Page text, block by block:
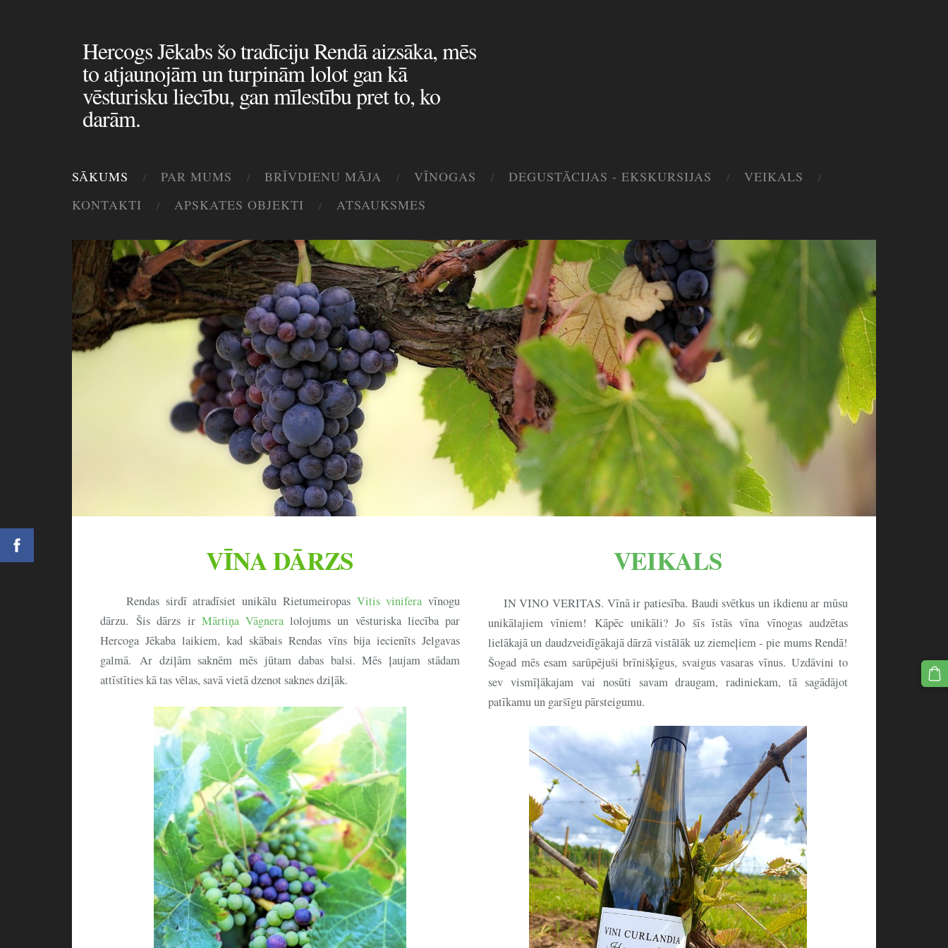
Hercogs Jēkabs šo tradīciju Rendā aizsāka, mēs
to atjaunojām un turpinām lolot gan kā
vēsturisku liecību, gan mīlestību pret to, ko
darām.
SĀKUMS PAR MUMS BRĪVDIENU MĀJA VĪNOGAS DEGUSTĀCIJAS - EKSKURSIJAS
VEIKALS
KONTAKTI
APSKATES OBJEKTI ATSAUKSMES
VĪNA DĀRZS
Rendas sirdī atradīsiet unikālu Rietumeiropas Vitis vinifera vīnogu
dārzu. Šis dārzs ir Mārtiņa Vāgnera lolojums un vēsturiska liecība par
Hercoga Jēkaba laikiem, kad skābais Rendas vīns bija iecienīts Jelgavas
galmā. Ar dziļām saknēm mēs jūtam dabas balsi. Mēs ļaujam stādam
attīstīties kā tas vēlas, savā vietā dzenot saknes dziļāk.
VEIKALS
IN VINO VERITAS. Vīnā ir patiesība. Baudi svētkus un ikdienu ar mūsu
unikālajiem vīniem! Kāpēc unikāli? Jo šīs īstās vīna vīnogas audzētas
lielākajā un daudzveidīgākajā dārzā vistālāk uz ziemeļiem - pie mums Rendā!
Šogad mēs esam sarūpējuši brīnišķīgus, svaigus vasaras vīnus. Uzdāvini to
sev vismīļākajam vai nosūti savam draugam, radiniekam, tā sagādājot
patīkamu un garšīgu pārsteigumu.